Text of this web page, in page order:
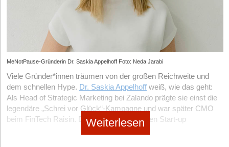
MeNotPause-Gründerin Dr. Saskia Appelhoff Foto: Neda Jarabi
Viele Gründer*innen träumen von der großen Reichweite und
dem schnellen Hype. Dr. Saskia Appelhoff weiß, wie das geht:
Als Head of Strategic Marketing bei Zalando prägte sie einst die
legendäre „Schrei vor Glück“-Kampagne und war später CMO
beim FinTech Raisin. Doch mit ihrem eigenen Start-up
Weiterlesen